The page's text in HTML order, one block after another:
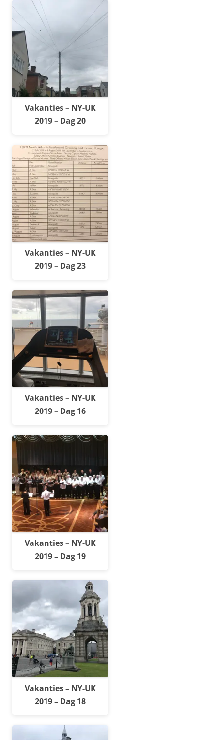
Vakanties – NY-UK
2019 – Dag 20
Vakanties – NY-UK
2019 – Dag 23
Vakanties – NY-UK
2019 – Dag 16
Vakanties – NY-UK
2019 – Dag 19
Vakanties – NY-UK
2019 – Dag 18